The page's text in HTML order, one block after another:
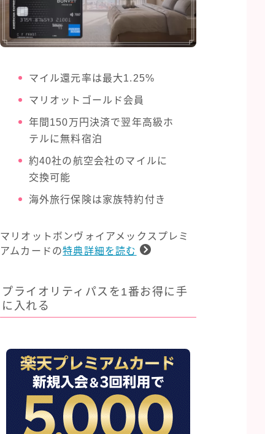
マイル還元率は最大1.25%
マリオットゴールド会員
年間150万円決済で翌年高級ホ
テルに無料宿泊
約40社の航空会社のマイルに
交換可能
海外旅行保険は家族特約付き
マリオットボンヴォイアメックスプレミ
アムカードの特典詳細を読む
プライオリティパスを1番お得に手
に入れる